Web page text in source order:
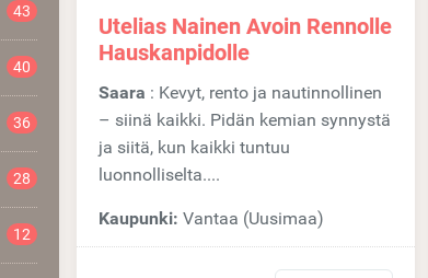
43
40
36
28
12
Utelias Nainen Avoin Rennolle
Hauskanpidolle
Saara : Kevyt, rento ja nautinnollinen
– siinä kaikki. Pidän kemian synnystä
ja siitä, kun kaikki tuntuu
luonnolliselta....
Kaupunki: Vantaa (Uusimaa)